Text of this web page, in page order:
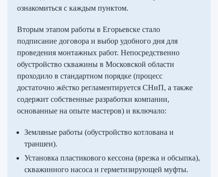
ознакомиться с каждым пунктом.
Вторым этапом работы в Егорьевске стало
подписание договора и выбор удобного дня для
проведения монтажных работ. Непосредственно
обустройство скважины в Московской области
проходило в стандартном порядке (процесс
достаточно жёстко регламентируется СНиП, а также
содержит собственные разработки компании,
основанные на опыте мастеров) и включало:
Земляные работы (обустройство котлована и
траншеи).
Установка пластикового кессона (врезка и обсыпка),
скважинного насоса и герметизирующей муфты.